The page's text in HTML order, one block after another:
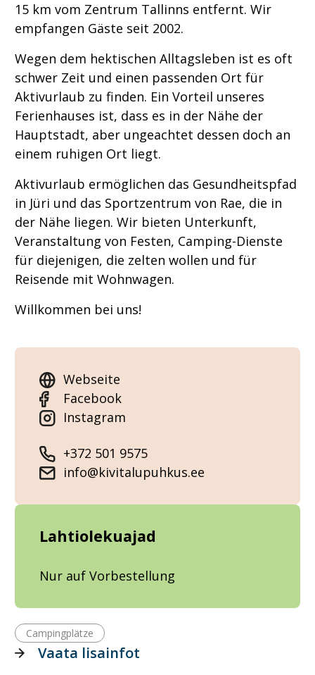
15 km vom Zentrum Tallinns entfernt. Wir
empfangen Gäste seit 2002.
Wegen dem hektischen Alltagsleben ist es oft
schwer Zeit und einen passenden Ort für
Aktivurlaub zu finden. Ein Vorteil unseres
Ferienhauses ist, dass es in der Nähe der
Hauptstadt, aber ungeachtet dessen doch an
einem ruhigen Ort liegt.
Aktivurlaub ermöglichen das Gesundheitspfad
in Jüri und das Sportzentrum von Rae, die in
der Nähe liegen. Wir bieten Unterkunft,
Veranstaltung von Festen, Camping-Dienste
für diejenigen, die zelten wollen und für
Reisende mit Wohnwagen.
Willkommen bei uns!
Webseite
Facebook
Instagram
+372 501 9575
info@kivitalupuhkus.ee
Lahtiolekuajad
Nur auf Vorbestellung
Campingplätze
Vaata lisainfot